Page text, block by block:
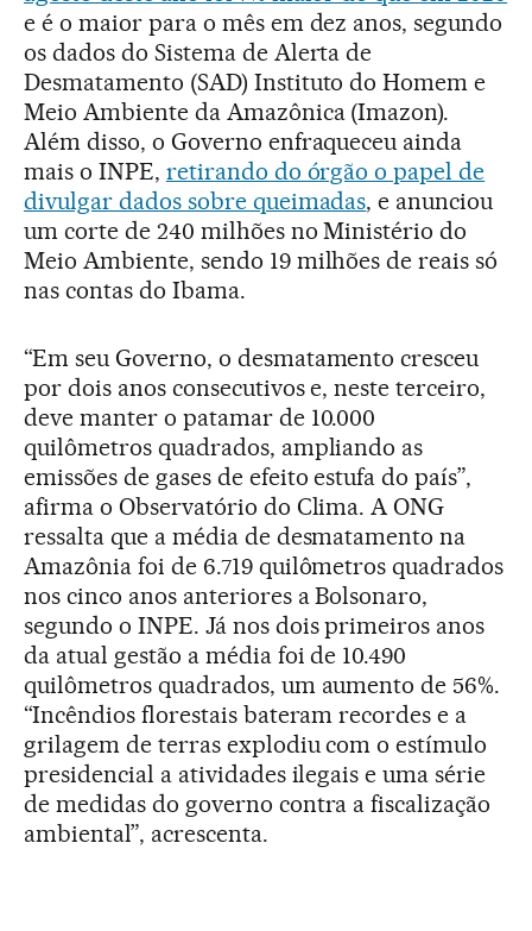
e é o maior para o mês em dez anos, segundo
os dados do Sistema de Alerta de
Desmatamento (SAD) Instituto do Homem e
Meio Ambiente da Amazônica (Imazon).
Além disso, o Governo enfraqueceu ainda
mais o INPE, retirando do órgão o papel de
divulgar dados sobre queimadas, e anunciou
um corte de 240 milhões no Ministério do
Meio Ambiente, sendo 19 milhões de reais só
nas contas do Ibama.
“Em seu Governo, o desmatamento cresceu
por dois anos consecutivos e, neste terceiro,
deve manter o patamar de 10.000
quilômetros quadrados, ampliando as
emissões de gases de efeito estufa do país”,
afirma o Observatório do Clima. A ONG
ressalta que a média de desmatamento na
Amazônia foi de 6.719 quilômetros quadrados
nos cinco anos anteriores a Bolsonaro,
segundo o INPE. Já nos dois primeiros anos
da atual gestão a média foi de 10.490
quilômetros quadrados, um aumento de 56%.
“Incêndios florestais bateram recordes e a
grilagem de terras explodiu com o estímulo
presidencial a atividades ilegais e uma série
de medidas do governo contra a fiscalização
ambiental”, acrescenta.